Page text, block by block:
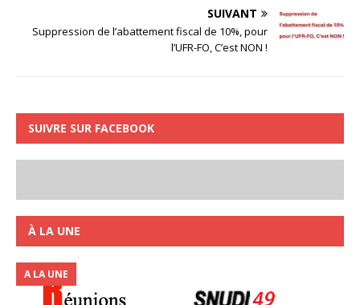
SUIVANT
Suppression de l’abattement fiscal de 10%, pour
l’UFR-FO, C’est NON !
SUIVRE SUR FACEBOOK
À LA UNE
A LA UNE